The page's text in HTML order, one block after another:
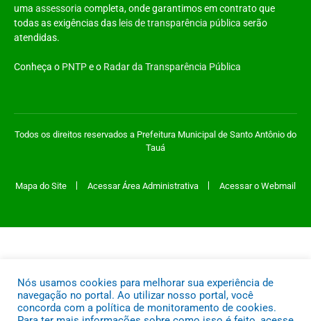
uma assessoria completa, onde garantimos em contrato que
todas as exigências das leis de transparência pública serão
atendidas.
Conheça o PNTPe o Radar da Transparência Pública
Todos os direitos reservados a Prefeitura Municipal de Santo Antônio do
Tauá
Mapa do Site Acessar Área Administrativa Acessar o Webmail
Nós usamos cookies para melhorar sua experiência de
navegação no portal. Ao utilizar nosso portal, você
concorda com a política de monitoramento de cookies.